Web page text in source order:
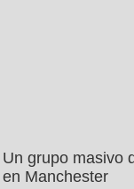
Un grupo masivo
en Manchester